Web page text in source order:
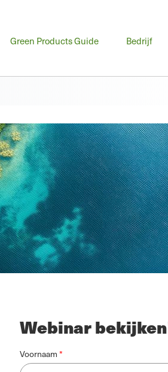
Green Products Guide Bedrijf
Webinar
Voornaam